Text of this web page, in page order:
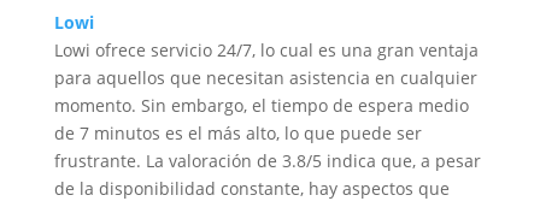
Lowi
Lowi ofrece servicio 24/7, lo cual es una gran ventaja
para aquellos que necesitan asistencia en cualquier
momento. Sin embargo, el tiempo de espera medio
de 7 minutos es el más alto, lo que puede ser
frustrante. La valoración de 3.8/5 indica que, a pesar
de la disponibilidad constante, hay aspectos que